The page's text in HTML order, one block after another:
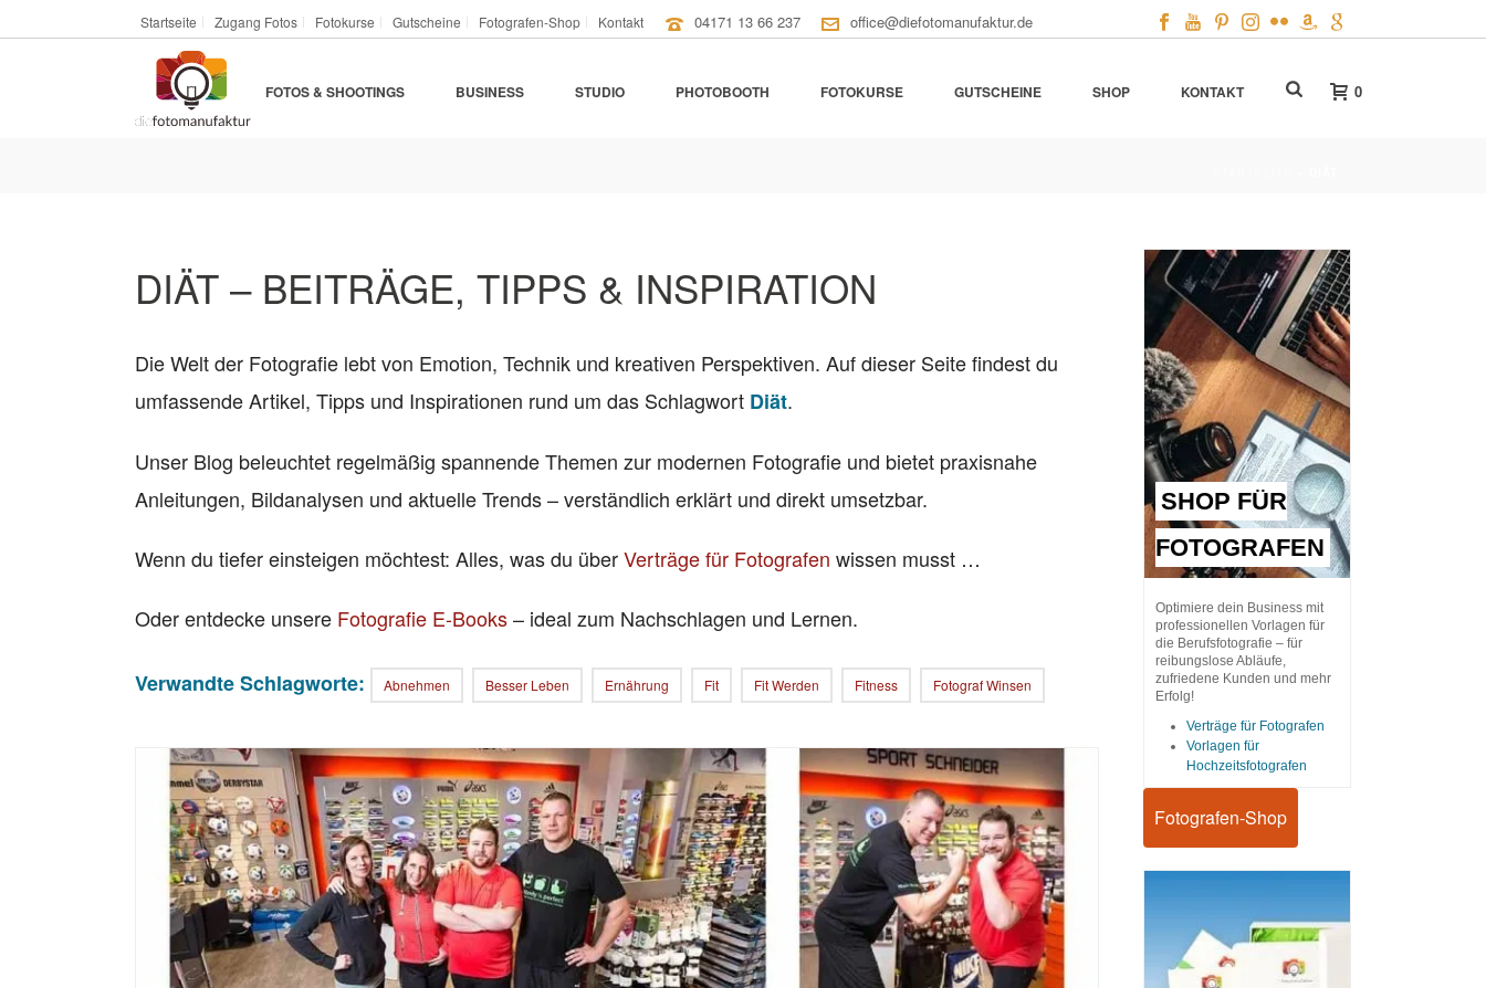
Startseite Zugang Fotos Fotokurse Gutscheine Fotografen-Shop Kontakt 04171 13 66 237 office@diefotomanufaktur.de
FOTOS & SHOOTINGS BUSINESS STUDIO PHOTOBOOTH FOTOKURSE GUTSCHEINE SHOP KONTAKT 0
DIÄT – BEITRÄGE, TIPPS & INSPIRATION
Die Welt der Fotografie lebt von Emotion, Technik und kreativen Perspektiven. Auf dieser Seite findest du
umfassende Artikel, Tipps und Inspirationen rund um das Schlagwort Diät.
Unser Blog beleuchtet regelmäßig spannende Themen zur modernen Fotografie und bietet praxisnahe
Anleitungen, Bildanalysen und aktuelle Trends – verständlich erklärt und direkt umsetzbar.
Wenn du tiefer einsteigen möchtest: Alles, was du überVerträge für Fotografen wissen musst …
Oder entdecke unsere Fotografie E-Books– ideal zum Nachschlagen und Lernen.
Verwandte Schlagworte: Abnehmen Besser Leben Ernährung Fit Fit Werden Fitness Fotograf Winsen
SHOP FÜR
FOTOGRAFEN
Optimiere dein Business mit
professionellen Vorlagen für
die Berufsfotografie – für
reibungslose Abläufe,
zufriedene Kunden und mehr
Erfolg!
Verträge für Fotografen
Vorlagen für
Hochzeitsfotografen
Fotografen-Shop